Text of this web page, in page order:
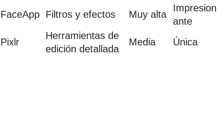
FaceApp Filtros y efectos Muy alta
Impresion
ante
Pixlr
Herramientas de
edición detallada
Media Única